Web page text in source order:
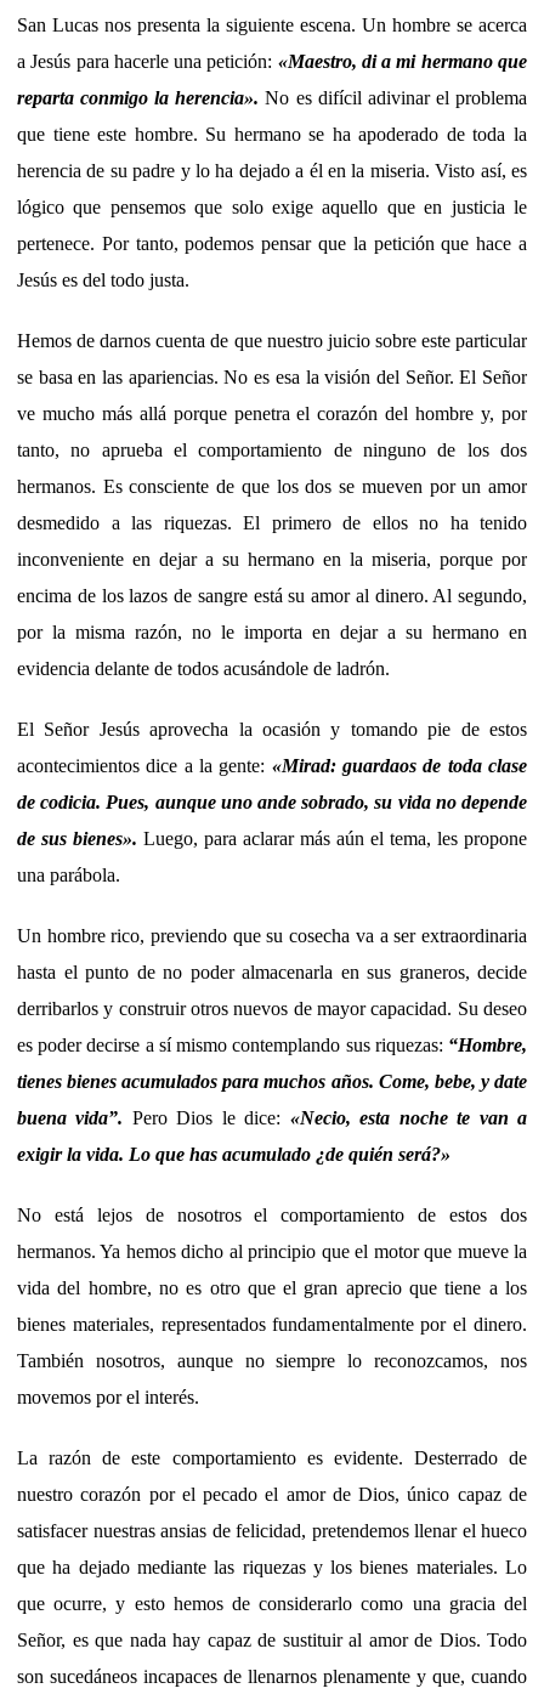
San Lucas nos presenta la siguiente escena. Un hombre se acerca
a Jesús para hacerle una petición: «Maestro, di a mi hermano que
reparta conmigo la herencia».No es difícil adivinar el problema
que tiene este hombre. Su hermano se ha apoderado de toda la
herencia de su padre y lo ha dejado a él en la miseria. Visto así, es
lógico que pensemos que solo exige aquello que en justicia le
pertenece. Por tanto, podemos pensar que la petición que hace a
Jesús es del todo justa.
Hemos de darnos cuenta de que nuestro juicio sobre este particular
se basa en las apariencias. No es esa la visión del Señor. El Señor
ve mucho más allá porque penetra el corazón del hombre y, por
tanto, no aprueba el comportamiento de ninguno de los dos
hermanos. Es consciente de que los dos se mueven por un amor
desmedido a las riquezas. El primero de ellos no ha tenido
inconveniente en dejar a su hermano en la miseria, porque por
encima de los lazos de sangre está su amor al dinero. Al segundo,
por la misma razón, no le importa en dejar a su hermano en
evidencia delante de todos acusándole de ladrón.
El Señor Jesús aprovecha la ocasión y tomando pie de estos
acontecimientos dice a la gente: «Mirad: guardaos de toda clase
de codicia. Pues, aunque uno ande sobrado, su vida no depende
de sus bienes». Luego, para aclarar más aún el tema, les propone
una parábola.
Un hombre rico, previendo que su cosecha va a ser extraordinaria
hasta el punto de no poder almacenarla en sus graneros, decide
derribarlos y construir otros nuevos de mayor capacidad. Su deseo
es poder decirse a sí mismo contemplando sus riquezas: “Hombre,
tienes bienes acumulados para muchos años. Come, bebe, y date
buena vida”. Pero Dios le dice: «Necio, esta noche te van a
exigir la vida. Lo que has acumulado ¿de quién será?»
No está lejos de nosotros el comportamiento de estos dos
hermanos. Ya hemos dicho al principio que el motor que mueve la
vida del hombre, no es otro que el gran aprecio que tiene a los
bienes materiales, representados fundamentalmente por el dinero.
También nosotros, aunque no siempre lo reconozcamos, nos
movemos por el interés.
La razón de este comportamiento es evidente. Desterrado de
nuestro corazón por el pecado el amor de Dios, único capaz de
satisfacer nuestras ansias de felicidad, pretendemos llenar el hueco
que ha dejado mediante las riquezas y los bienes materiales. Lo
que ocurre, y esto hemos de considerarlo como una gracia del
Señor, es que nada hay capaz de sustituir al amor de Dios. Todo
son sucedáneos incapaces de llenarnos plenamente y que, cuando